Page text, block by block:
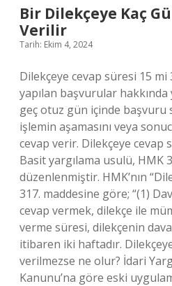
Bir Dilekçeye Kaç
Verilir
Tarih: Ekim 4, 2024
Dilekçeye cevap süresi 15 mi
yapılan başvurular
geç otuz gün içinde başvuru
işlemin aşamasını veya
cevap verir. Dilekçeye cevap
Basit yargılama usulü, HMK
düzenlenmiştir. HMK’nın
317. maddesine göre; “(1)
cevap vermek, dilekçe ile
verme süresi, dilekçenin
itibaren iki haftadır.
verilmezse ne olur? İdari
Kanunu’na göre eski